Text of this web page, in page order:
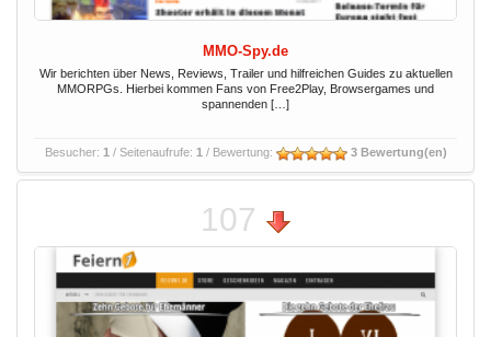
MMO-Spy.de
Wir berichten über News, Reviews, Trailer und hilfreichen Guides zu aktuellen
MMORPGs. Hierbei kommen Fans von Free2Play, Browsergames und
spannenden […]
Besucher: 1 / Seitenaufrufe: 1 / Bewertung: 3 Bewertung(en)
107